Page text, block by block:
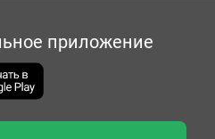
приложение